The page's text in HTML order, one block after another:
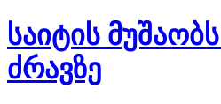
საიტის
ძრავზე